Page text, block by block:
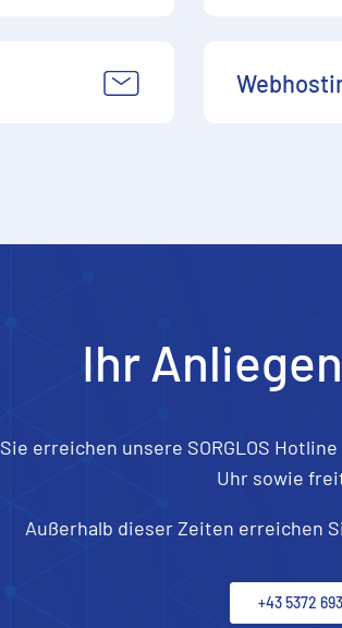
Ihr
Sie erreichen unsere SORGLOS
Uhr sowie
Außerhalb dieser Zeiten erreichen
+43 5372